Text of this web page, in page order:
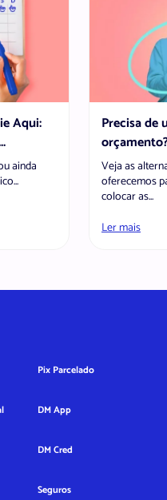
Aqui:
ainda
Precisa de
Veja as
oferecemos
colocar as...
Ler mais
Pix Parcelado
DM App
DM Cred
Seguros